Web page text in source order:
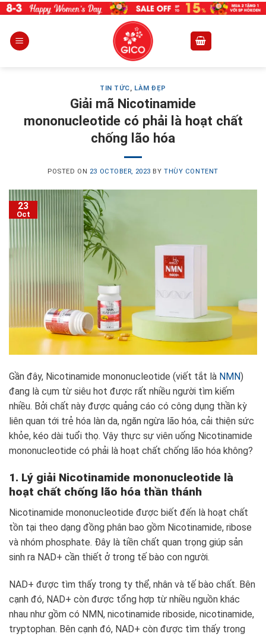
Skip
content
TIN TỨC, LÀM ĐẸP
Giải mã Nicotinamide
mononucleotide có phải là hoạt chất
chống lão hóa
POSTED ON 23 OCTOBER, 2023 BYTHÙY CONTENT
23
Oct
Gần đây, Nicotinamide mononucleotide (viết tắt là NMN)
đang là cụm từ siêu hot được rất nhiều người tìm kiếm
nhiều. Bởi chất này được quảng cáo có công dụng thần kỳ
liên quan tới trẻ hóa làn da, ngăn ngừa lão hóa, cải thiện sức
khỏe, kéo dài tuổi thọ. Vậy thực sự viên uống Nicotinamide
mononucleotide có phải là hoạt chất chống lão hóa không?
1. Lý giải Nicotinamide mononucleotide là
hoạt chất chống lão hóa thần thánh
Nicotinamide mononucleotide được biết đến là hoạt chất
tồn tại theo dạng đồng phân bao gồm Nicotinamide, ribose
và nhóm phosphate. Đây là tiền chất quan trọng giúp sản
sinh ra NAD+ cần thiết ở trong tế bào con người.
NAD+ được tìm thấy trong ty thể, nhân và tế bào chất. Bên
cạnh đó, NAD+ còn được tổng hợp từ nhiều nguồn khác
nhau như gồm có NMN, nicotinamide riboside, nicotinamide,
tryptophan. Bên cạnh đó, NAD+ còn được tìm thấy trong